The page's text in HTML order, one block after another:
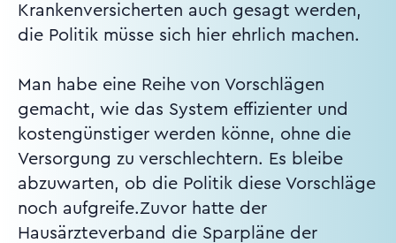
Krankenversicherten auch gesagt werden,
die Politik müsse sich hier ehrlich machen.
Man habe eine Reihe von Vorschlägen
gemacht, wie das System effizienter und
kostengünstiger werden könne, ohne die
Versorgung zu verschlechtern. Es bleibe
abzuwarten, ob die Politik diese Vorschläge
noch aufgreife.Zuvor hatte der
Hausärzteverband die Sparpläne der